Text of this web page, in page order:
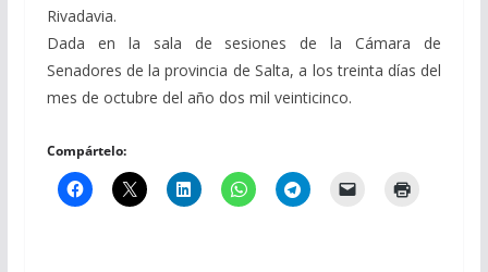
Rivadavia.
Dada en la sala de sesiones de la Cámara de
Senadores de la provincia de Salta, a los treinta días del
mes de octubre del año dos mil veinticinco.
Compártelo: